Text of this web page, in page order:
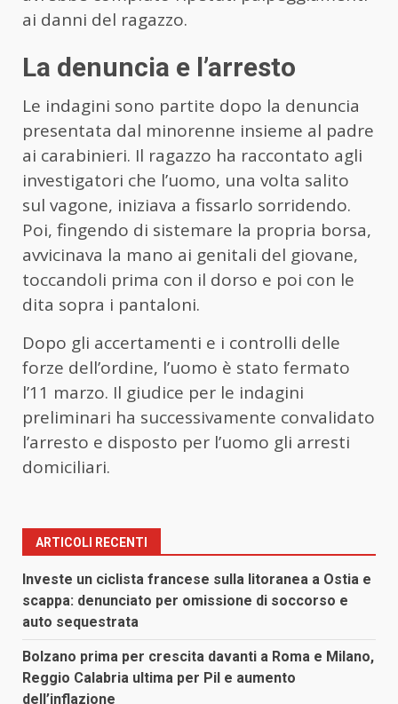
ai danni del ragazzo.
La denuncia e l’arresto
Le indagini sono partite dopo la denuncia
presentata dal minorenne insieme al padre
ai carabinieri. Il ragazzo ha raccontato agli
investigatori che l’uomo, una volta salito
sul vagone, iniziava a fissarlo sorridendo.
Poi, fingendo di sistemare la propria borsa,
avvicinava la mano ai genitali del giovane,
toccandoli prima con il dorso e poi con le
dita sopra i pantaloni.
Dopo gli accertamenti e i controlli delle
forze dell’ordine, l’uomo è stato fermato
l’11 marzo. Il giudice per le indagini
preliminari ha successivamente convalidato
l’arresto e disposto per l’uomo gli arresti
domiciliari.
ARTICOLI RECENTI
Investe un ciclista francese sulla litoranea a Ostia e
scappa: denunciato per omissione di soccorso e
auto sequestrata
Bolzano prima per crescita davanti a Roma e Milano,
Reggio Calabria ultima per Pil e aumento
dell’inflazione